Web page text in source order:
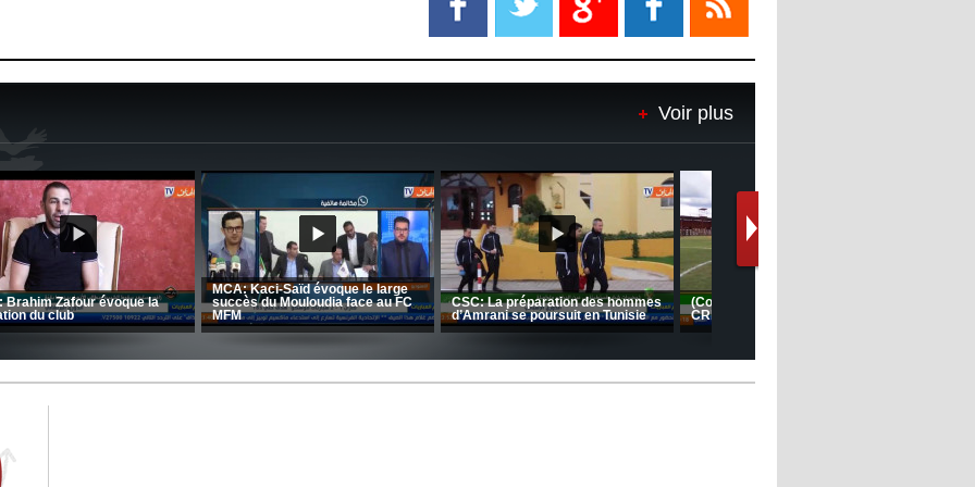
Le Barça savoure sa première
de matchs"
12:39 - 2022/11/06
Real : Les dirigeants veulent le
départ d'Hazard cet hiver
Voir plus
Le message de Delort, Benrahma
et Belkebla à l'occasion du "Big
Day de vaccination"
Entretien avec Moulay Haddou
CRB: Entretien avec Toufik
Korichi